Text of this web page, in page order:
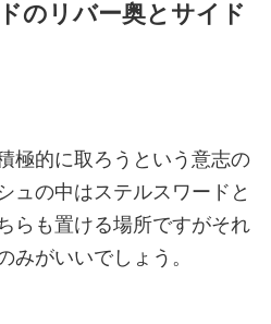
のリバー奥とサイド
極的に取ろうという意志の
ュの中はステルスワードと
らも置ける場所ですがそれ
みがいいでしょう。